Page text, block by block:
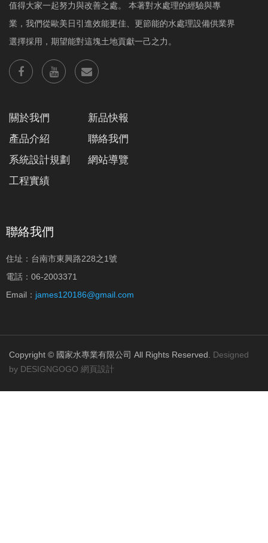
值得大家一起努力與改善之處。 本著對水處理的經驗與專
業，我們從歐美日引進效能更佳、更節能的水處理設備供業界
選擇採用，期望能對這塊土地貢獻一己之力。
關於我們
產品介紹
系統設計規劃
工程實績
新品快報
聯絡我們
網站導覽
聯絡我們
住址：台南市東興路228之1號
電話：06-2003371
Email： james120186@gmail.com
Copyright © 國家水專業有限公司 All Rights Reserved. Designed
by DESIGNGOGO 網頁設計